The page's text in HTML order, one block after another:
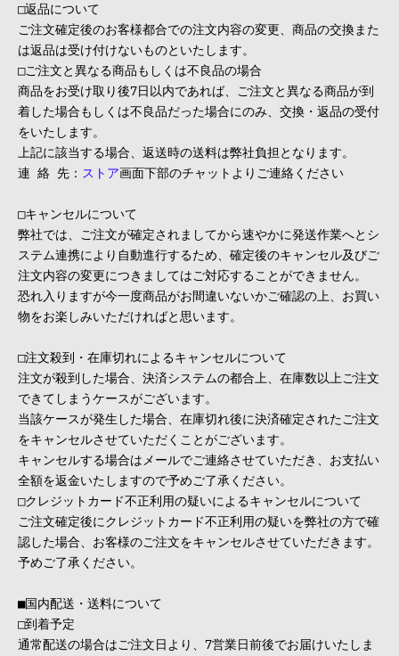
□返品について
ご注文確定後のお客様都合での注文内容の変更、商品の交換また
は返品は受け付けないものといたします。
□ご注文と異なる商品もしくは不良品の場合
商品をお受け取り後7日以内であれば、ご注文と異なる商品が到
着した場合もしくは不良品だった場合にのみ、交換・返品の受付
をいたします。
上記に該当する場合、返送時の送料は弊社負担となります。
連 絡 先： ストア画面下部のチャット よりご連絡ください
□キャンセルについて
弊社では、ご注文が確定されましてから速やかに発送作業へとシ
ステム連携により自動進行するため、確定後のキャンセル及びご
注文内容の変更につきましてはご対応することができません。
恐れ入りますが今一度商品がお間違いないかご確認の上、お買い
物をお楽しみいただければと思います。
□注文殺到・在庫切れによるキャンセルについて
注文が殺到した場合、決済システムの都合上、在庫数以上ご注文
できてしまうケースがございます。
当該ケースが発生した場合、在庫切れ後に決済確定されたご注文
をキャンセルさせていただくことがございます。
キャンセルする場合はメールでご連絡させていただき、お支払い
全額を返金いたしますので予めご了承ください。
□クレジットカード不正利用の疑いによるキャンセルについて
ご注文確定後にクレジットカード不正利用の疑いを弊社の方で確
認した場合、お客様のご注文をキャンセルさせていただきます。
予めご了承ください。
■国内配送・送料について
□到着予定
通常配送の場合はご注文日より、7営業日前後でお届けいたしま